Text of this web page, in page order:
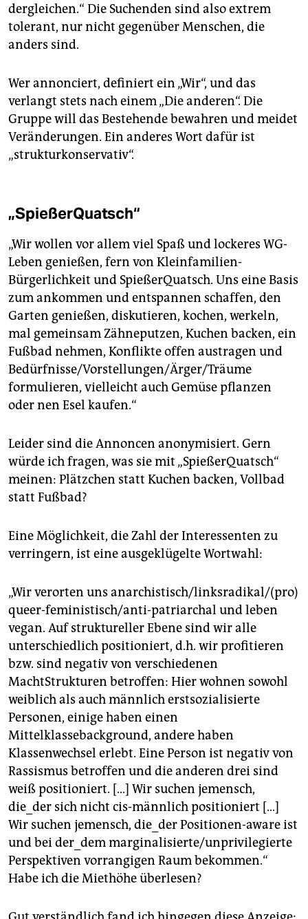
dergleichen.“ Die Suchenden sind also extrem
tolerant, nur nicht gegenüber Menschen, die
anders sind.
Wer annonciert, definiert ein „Wir“, und das
verlangt stets nach einem „Die anderen“. Die
Gruppe will das Bestehende bewahren und meidet
Veränderungen. Ein anderes Wort dafür ist
„strukturkonservativ“.
„SpießerQuatsch“
„Wir wollen vor allem viel Spaß und lockeres WG-
Leben genießen, fern von Kleinfamilien-
Bürgerlichkeit und SpießerQuatsch. Uns eine Basis
zum ankommen und entspannen schaffen, den
Garten genießen, diskutieren, kochen, werkeln,
mal gemeinsam Zähneputzen, Kuchen backen, ein
Fußbad nehmen, Konflikte offen austragen und
Bedürfnisse/Vorstellungen/Ärger/Träume
formulieren, vielleicht auch Gemüse pflanzen
oder nen Esel kaufen.“
Leider sind die Annoncen anonymisiert. Gern
würde ich fragen, was sie mit „SpießerQuatsch“
meinen: Plätzchen statt Kuchen backen, Vollbad
statt Fußbad?
Eine Möglichkeit, die Zahl der Interessenten zu
verringern, ist eine ausgeklügelte Wortwahl:
„Wir verorten uns anarchistisch/linksradikal/(pro)
queer-feministisch/anti-patriarchal und leben
vegan. Auf struktureller Ebene sind wir alle
unterschiedlich positioniert, d.h. wir profitieren
bzw. sind negativ von verschiedenen
MachtStrukturen betroffen: Hier wohnen sowohl
weiblich als auch männlich erstsozialisierte
Personen, einige haben einen
Mittelklassebackground, andere haben
Klassenwechsel erlebt. Eine Person ist negativ von
Rassismus betroffen und die anderen drei sind
weiß positioniert. […] Wir suchen jemensch,
die_der sich nicht cis-männlich positioniert […]
Wir suchen jemensch, die_der Positionen-aware ist
und bei der_dem marginalisierte/unprivilegierte
Perspektiven vorrangigen Raum bekommen.“
Habe ich die Miethöhe überlesen?